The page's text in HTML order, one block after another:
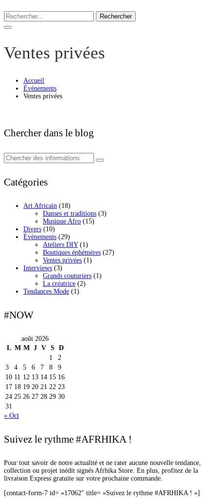
Rechercher
Ventes privées
Accueil
Évènements
Ventes privées
Chercher dans le blog
Catégories
Art Africain (18)
Danses et traditions (3)
Musique Afro (15)
Divers (10)
Évènements (29)
Ateliers DIY (1)
Boutiques éphémères (27)
Ventes privées (1)
Interviews (3)
Grands couturiers (1)
La créatrice (2)
Tendances Mode (1)
#NOW
août 2026
L M M J V S D
1
2
3
4 5 6 7 8
9
10 11 12 13 14 15 16
17 18 19 20 21 22 23
24 25 26 27 28 29 30
31
« Oct
Suivez le rythme #AFRHIKA !
Pour tout savoir de notre actualité et ne rater aucune nouvelle tendance,
collection ou projet inédit signés Afrhika Store. En plus, profitez de la
livraison Express gratuite sur votre prochaine commande.
[contact-form-7 id= »17062″ title= »Suivez le rythme #AFRHIKA ! »]